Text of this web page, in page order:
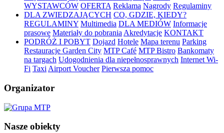
WYSTAWCÓW OFERTA Reklama Nagrody Regulaminy
DLA ZWIEDZAJĄCYCH CO, GDZIE, KIEDY?
REGULAMINY Multimedia DLA MEDIÓW Informacje
prasowe Materiały do pobrania Akredytacje KONTAKT
PODRÓŻ I POBYT Dojazd Hotele Mapa terenu Parking
Restauracje Garden City MTP Café MTP Bistro Bankomaty
na targach Udogodnienia dla niepełnosprawnych Internet Wi-
Fi Taxi Airport Voucher Pierwsza pomoc
Organizator
Nasze obiekty